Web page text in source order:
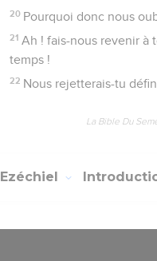
20 Pourquoi donc nous
21 Ah ! fais-nous revenir à
temps !
22 Nous rejetterais-tu
La Bible Du
Ezéchiel